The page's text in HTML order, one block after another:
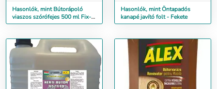
Hasonlók, mint Bútorápoló
viaszos szórófejes 500 ml Fix-
Oletta
Hasonlók, mint Öntapadós
kanapé javító folt - Fekete